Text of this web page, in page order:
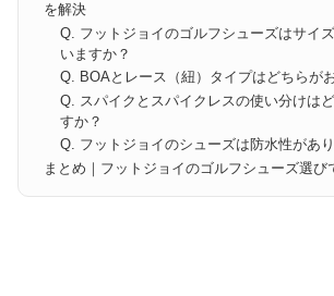
を解決
Q. フットジョイのゴルフシューズはサイ
いますか？
Q. BOAとレース（紐）タイプはどちらが
Q. スパイクとスパイクレスの使い分けは
すか？
Q. フットジョイのシューズは防水性があ
まとめ｜フットジョイのゴルフシューズ選び